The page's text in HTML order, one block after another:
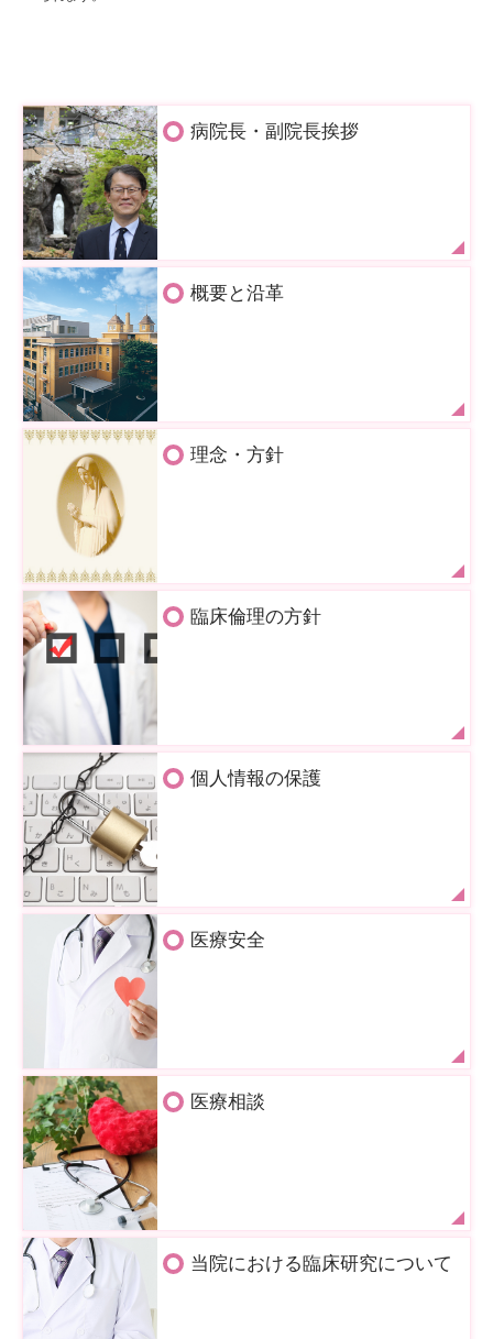
病院長・副院長挨拶
概要と沿革
理念・方針
臨床倫理の方針
個人情報の保護
医療安全
医療相談
当院における臨床研究について